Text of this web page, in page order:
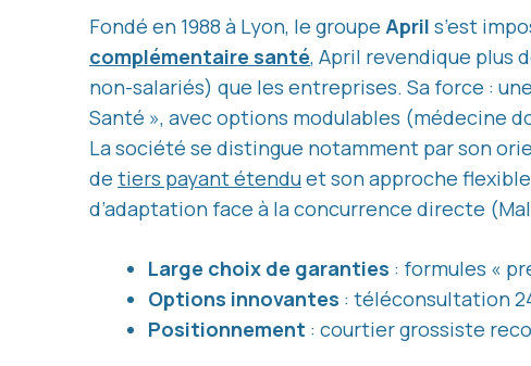
Fondé en 1988 à Lyon, le groupe April s’est
complémentaire santé, April revendique plus
non-salariés) que les entreprises. Sa force :
Santé », avec options modulables (médecine
La société se distingue notamment par son
de tiers payant étenduet son approche
d’adaptation face à la concurrence directe
Large choix de garanties : formules «
Options innovantes : téléconsultation
Positionnement : courtier grossiste